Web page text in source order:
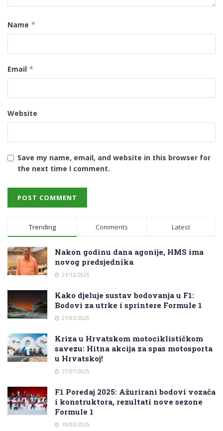
Name *
Email *
Website
Save my name, email, and website in this browser for
the next time I comment.
Trending Comments Latest
Nakon godinu dana agonije, HMS ima
novog predsjednika
21/12/2025
Kako djeluje sustav bodovanja u F1:
Bodovi za utrke i sprintere Formule 1
21/03/2025
Kriza u Hrvatskom motociklističkom
savezu: Hitna akcija za spas motosporta
u Hrvatskoj!
27/07/2025
F1 Poredaj 2025: Ažurirani bodovi vozača
i konstruktora, rezultati nove sezone
Formule 1
19/03/2025